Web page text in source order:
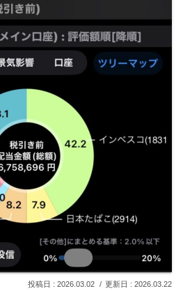
2026.03.02 2026.03.22